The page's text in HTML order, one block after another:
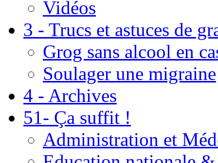
Vidéos
3 - Trucs et astuces de
Grog sans alcool en
Soulager une migraine
4 - Archives
51- Ça suffit !
Administration et